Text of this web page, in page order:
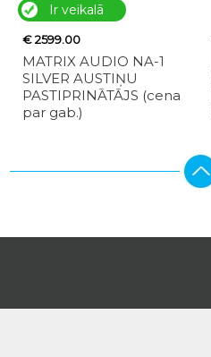
Ir veikalā
€ 2599.00
MATRIX AUDIO NA-1
SILVER AUSTIŅU
PASTIPRINĀTĀJS (cena
par gab.)